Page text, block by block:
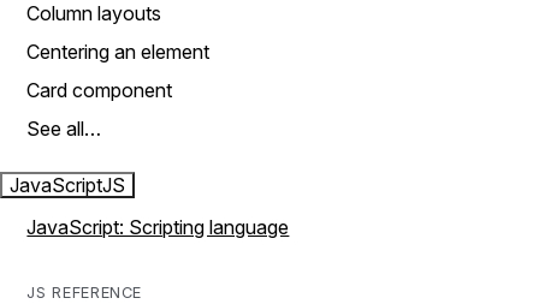
Column layouts
Centering an element
Card component
See all…
JavaScriptJS
JavaScript: Scripting language
JS REFERENCE